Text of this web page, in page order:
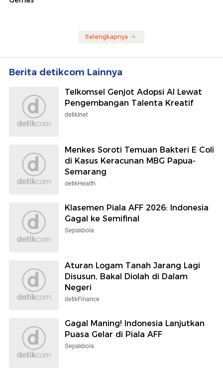
Selengkapnya
Berita detikcom Lainnya
Telkomsel Genjot Adopsi AI Lewat
Pengembangan Talenta Kreatif
detikInet
Menkes Soroti Temuan Bakteri E Coli
di Kasus Keracunan MBG Papua-
Semarang
detikHealth
Klasemen Piala AFF 2026: Indonesia
Gagal ke Semifinal
Sepakbola
Aturan Logam Tanah Jarang Lagi
Disusun, Bakal Diolah di Dalam
Negeri
detikFinance
Gagal Maning! Indonesia Lanjutkan
Puasa Gelar di Piala AFF
Sepakbola